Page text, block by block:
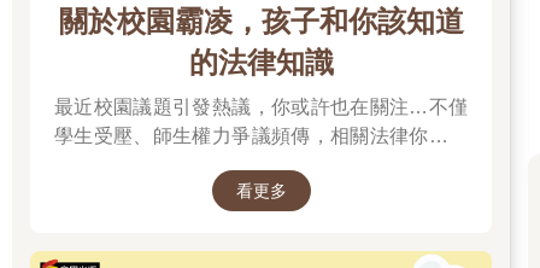
關於校園霸凌，孩子和你該知道
的法律知識
最近校園議題引發熱議，你或許也在關注…不僅
學生受壓、師生權力爭議頻傳，相關法律你有了
看更多